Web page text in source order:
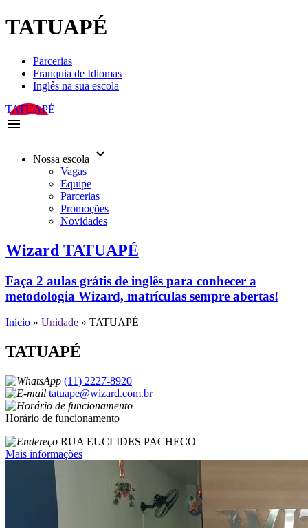
TATUAPÉ
Parcerias
Franquia de Idiomas
Inglês na sua escola
TATUAPÉ
menu
Nossa escola keyboard_arrow_down
Vagas
Equipe
Parcerias
Promoções
Novidades
Wizard TATUAPÉ
Faça 2 aulas grátis de inglês para conhecer a
metodologia Wizard, matrículas sempre abertas!
Início » Unidade » TATUAPÉ
TATUAPÉ
(11) 2227-8920
tatuape@wizard.com.br
Horário de funcionamento
RUA EUCLIDES PACHECO
Mais informações